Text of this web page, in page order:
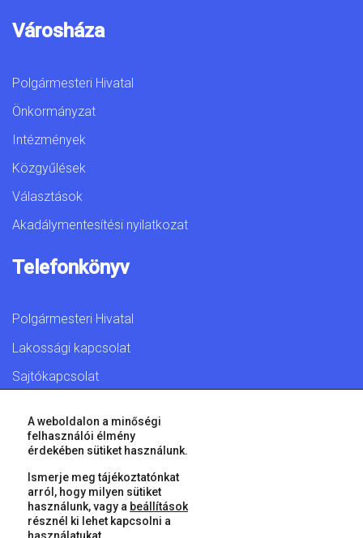
Városháza
Polgármesteri Hivatal
Önkormányzat
Intézmények
Közgyűlések
Választások
Akadálymentesítési nyilatkozat
Telefonkönyv
Polgármesteri Hivatal
Lakossági kapcsolat
Sajtókapcsolat
© 2026 Győr Megyei Jogú Város • Minden jog fenntartva!
A weboldalon a minőségi
felhasználói élmény
érdekében sütiket használunk.
Ismerje meg tájékoztatónkat
arról, hogy milyen sütiket
használunk, vagy a beállítások
résznél ki lehet kapcsolni a